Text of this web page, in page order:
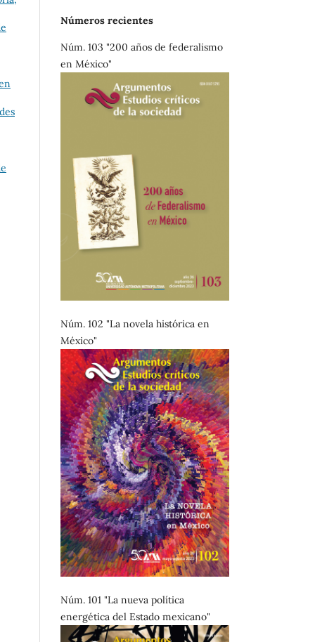
Números recientes
Núm. 103 "200 años de federalismo
en México"
Núm. 102 "La novela histórica en
México"
Núm. 101 "La nueva política
energética del Estado mexicano"